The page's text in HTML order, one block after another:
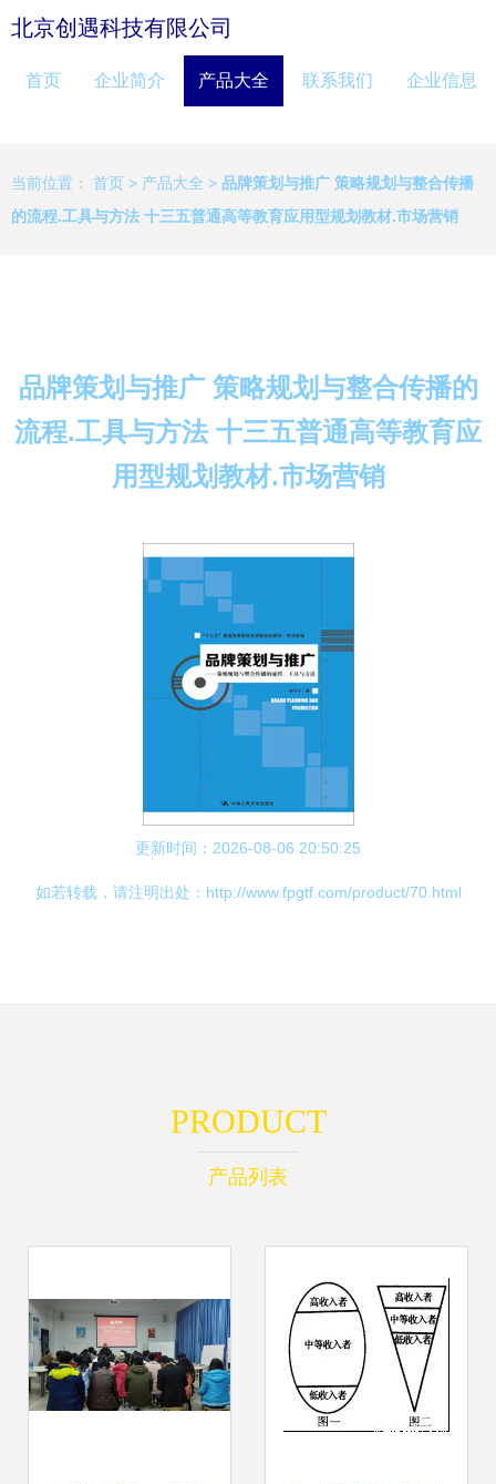
北京创遇科技有限公司
首页 企业简介 产品大全 联系我们 企业信息
当前位置： 首页 > 产品大全 > 品牌策划与推广 策略规划与整合传播
的流程.工具与方法 十三五普通高等教育应用型规划教材.市场营销
品牌策划与推广 策略规划与整合传播的
流程.工具与方法 十三五普通高等教育应
用型规划教材.市场营销
更新时间：2026-08-06 20:50:25
如若转载，请注明出处：http://www.fpgtf.com/product/70.html
PRODUCT
产品列表